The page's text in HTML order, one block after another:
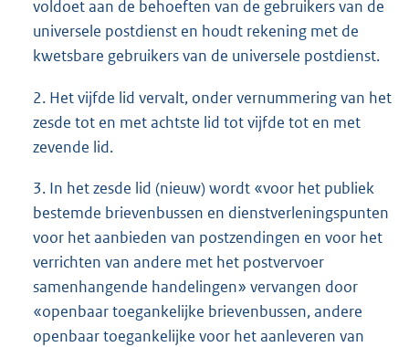
voldoet aan de behoeften van de gebruikers van de
universele postdienst en houdt rekening met de
kwetsbare gebruikers van de universele postdienst.
2. Het vijfde lid vervalt, onder vernummering van het
zesde tot en met achtste lid tot vijfde tot en met
zevende lid.
3. In het zesde lid (nieuw) wordt «voor het publiek
bestemde brievenbussen en dienstverleningspunten
voor het aanbieden van postzendingen en voor het
verrichten van andere met het postvervoer
samenhangende handelingen» vervangen door
«openbaar toegankelijke brievenbussen, andere
openbaar toegankelijke voor het aanleveren van